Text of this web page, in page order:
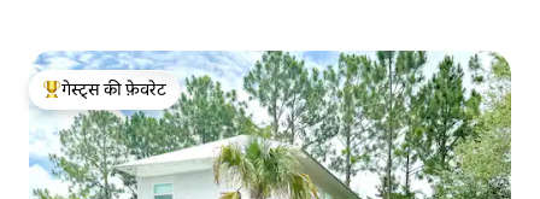
गेस्ट्स का टॉप फ़ेवरेट
गेस्ट्स की फ़ेवरेट